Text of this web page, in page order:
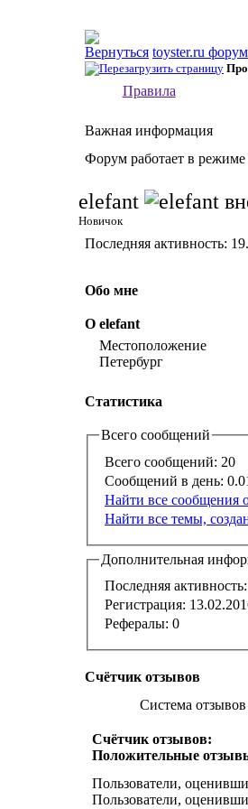
toyster.ru форум
Правила
Важная информация
Форум работает в режиме
elefant
Новичок
Последняя активность:
Обо мне
О elefant
Местоположение
Петербург
Статистика
Всего сообщений
Всего сообщений: 20
Сообщений в день:
Найти все сообщения
Найти все темы,
Дополнительная
Последняя активность:
Регистрация:
Рефералы: 0
Счётчик отзывов
Система
Счётчик отзывов:
Положительные
Пользователи,
Пользователи,